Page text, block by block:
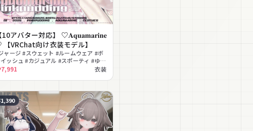
【10アバター対応】 ♡𝐀𝐪𝐮𝐚𝐦𝐚𝐫𝐢𝐧𝐞
VRChat向け衣装モデル】
ャージ #スウェット #ルームウェア #ボ
ッシュ #カジュアル #スポーティ #ゆる
#クロップトップ #MA対応 #lilToon対
7,991 衣装